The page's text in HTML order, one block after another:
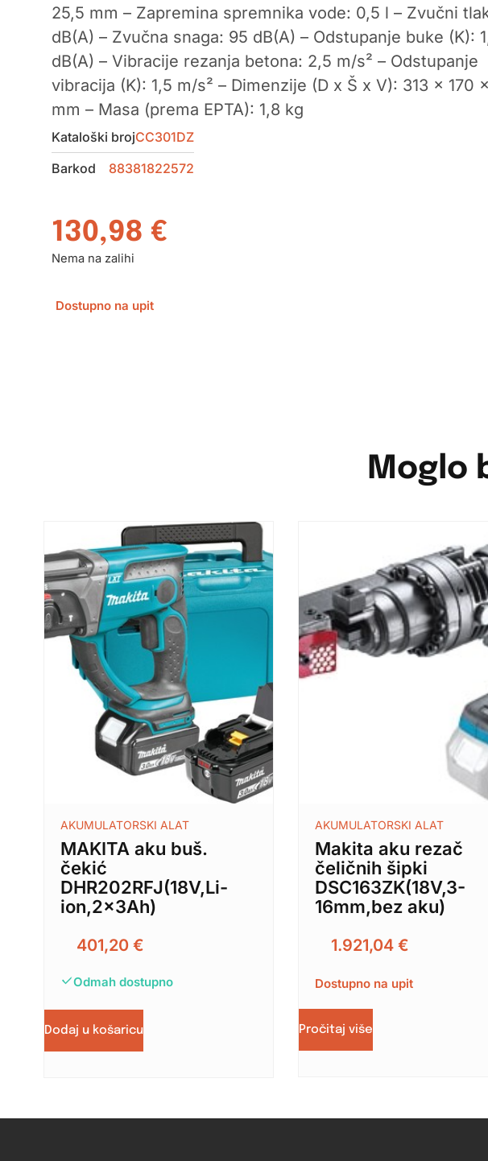
25,5 mm – Zapremina spremnika vode: 0,5 l – Zvučni
dB(A) – Zvučna snaga: 95 dB(A) – Odstupanje buke (K):
dB(A) – Vibracije rezanja betona: 2,5 m/s² – Odstupanje
vibracija (K): 1,5 m/s² – Dimenzije (D x Š x V): 313 x 170
mm – Masa (prema EPTA): 1,8 kg
Kataloški brojCC301DZ
Barkod
88381822572
130,98 €
Nema na zalihi
Dostupno na upit
Moglo
AKUMULATORSKI ALAT
MAKITA aku buš.
čekić
DHR202RFJ(18V,Li-
ion,2x3Ah)
401,20 €
Odmah dostupno
Dodaj u košaricu
AKUMULATORSKI ALAT
Makita aku rezač
čeličnih šipki
DSC163ZK(18V,3-
16mm,bez aku)
1.921,04€
Dostupno na upit
Pročitaj više